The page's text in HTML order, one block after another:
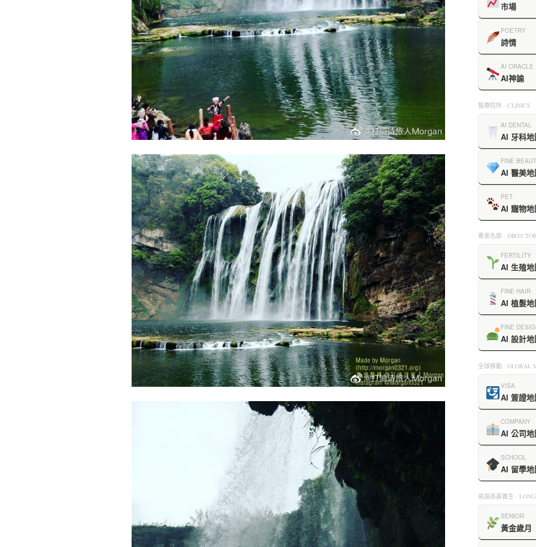
市場
POETRY
詩情
AI ORACLE
AI神諭
醫療院所 · CLINICS
AI DENTAL
AI 牙科地
FINE
AI 醫美地
PET
AI 寵物地
專業名錄 ·
FERTILITY
AI 生殖地
FINE HAIR
AI 植髮地
FINE
AI 設計地
全球移動 · GLOBAL
VISA
AI 簽證地
COMPANY
AI 公司地
SCHOOL
AI 留學地
高端長壽養生 ·
SENIOR
黃金歲月